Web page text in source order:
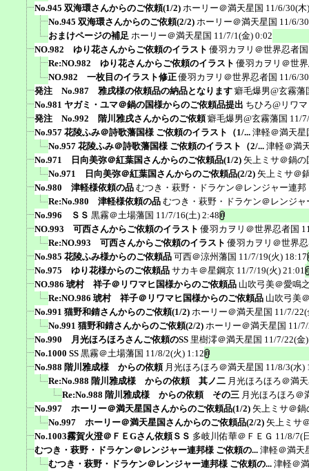
No.945 双海環さんからのご依頼(1/2) ホーリー＠満天星国 11/6/30(木
No.945 双海環さんからのご依頼(2/2) ホーリー＠満天星国 11/6/
おまけページの補足 ホーリー＠満天星国 11/7/1(金) 0:02
NO.982 ゆり花さんからご依頼のイラスト 優羽カヲリ＠世界忍者国
Re:NO.982 ゆり花さんからご依頼のイラスト 優羽カヲリ＠世
NO.982 一枚目のイラスト修正 優羽カヲリ＠世界忍者国 11/6/
発注 No.987 雅戌様の依頼品の納品となります 癖毛爆男@玄霧藩
No.981 ヤガミ・ユマ＠鍋の国様からのご依頼品提出 ちひろ@リワ
発注 No.992 階川雅戌さんからのご依頼 癖毛爆男@玄霧藩国 11/
No.957 花陵ふみ＠詩歌藩国様 ご依頼のイラスト（1/... 津軽＠満天星
No.957 花陵ふみ＠詩歌藩国様 ご依頼のイラスト（2/... 津軽＠満
No.971 日向美弥＠紅葉国さんからのご依頼品(1/2) 矢上ミサ＠鍋の
No.971 日向美弥＠紅葉国さんからのご依頼品(2/2) 矢上ミサ＠
No.980 津軽様依頼の品 むつき・萩野・ドラケン＠レンジャー連邦
Re:No.980 津軽様依頼の品 むつき・萩野・ドラケン＠レンジャ
No.996 ＳＳ 黒霧＠土場藩国 11/7/16(土) 2:48
NO.993 可西さんからご依頼のイラスト 優羽カヲリ＠世界忍者国
Re:NO.993 可西さんからご依頼のイラスト 優羽カヲリ＠世界
No.985 花陵ふみ様からのご依頼品 可西＠涼州藩国 11/7/19(火) 18:17
No.975 ゆり花様からのご依頼品 サカキ＠星鋼京 11/7/19(火) 21:01
NO.986 琥村 祥子＠リワマヒ国様からのご依頼品 山吹弓美＠愛鳴
Re:NO.986 琥村 祥子＠リワマヒ国様からのご依頼品 山吹弓美
No.991 猫野和錆さんからのご依頼(1/2) ホーリー＠満天星国 11/7/
No.991 猫野和錆さんからのご依頼(2/2) ホーリー＠満天星国 11/
No.990 月光ほろほろさんご依頼のSS 里樹澪＠満天星国 11/7/22(金
No.1000 SS 黒霧＠土場藩国 11/8/2(火) 1:12
No.988 階川雅成様 からの依頼 月光ほろほろ＠満天星国 11/8/3(水)
Re:No.988 階川雅成様 からの依頼 其ノ二 月光ほろほろ＠満
Re:No.988 階川雅成様 からの依頼 その三 月光ほろほろ＠
No.997 ホーリー＠満天星国さんからのご依頼品(1/2) 矢上ミサ＠鍋
No.997 ホーリー＠満天星国さんからのご依頼品(2/2) 矢上ミサ
No.1003霧賀火澄＠ＦＥGさん依頼ＳＳ 多岐川佑華＠ＦＥＧ 11/8/7(
むつき・萩野・ドラケン＠レンジャー連邦様 ご依頼の... 津軽＠満天
むつき・萩野・ドラケン＠レンジャー連邦様 ご依頼の... 津軽＠